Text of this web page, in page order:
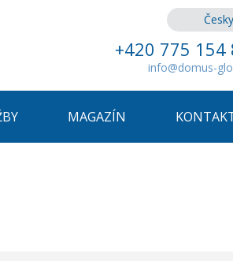
Česky
+420 775 154
info@domus-
MAGAZÍN